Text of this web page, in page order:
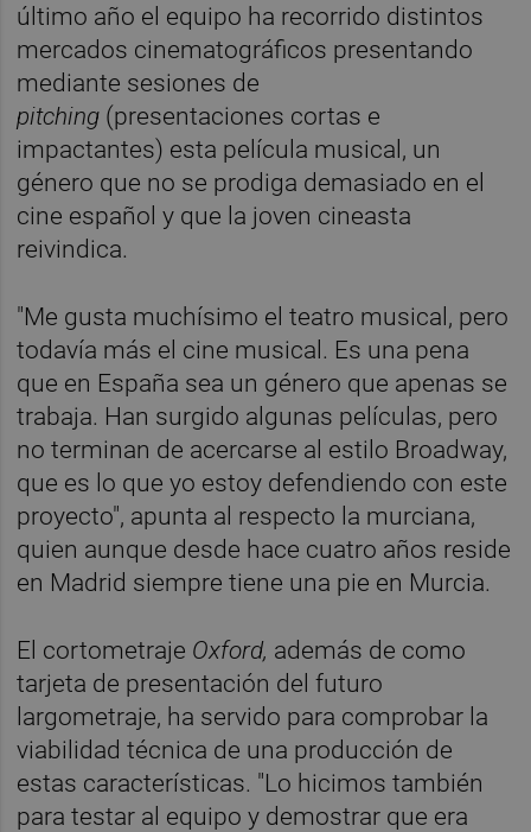
último año el equipo ha recorrido distintos
mercados cinematográficos presentando
mediante sesiones de
pitching (presentaciones cortas e
impactantes) esta película musical, un
género que no se prodiga demasiado en el
cine español y que la joven cineasta
reivindica.
"Me gusta muchísimo el teatro musical, pero
todavía más el cine musical. Es una pena
que en España sea un género que apenas se
trabaja. Han surgido algunas películas, pero
no terminan de acercarse al estilo Broadway,
que es lo que yo estoy defendiendo con este
proyecto", apunta al respecto la murciana,
quien aunque desde hace cuatro años reside
en Madrid siempre tiene una pie en Murcia.
El cortometraje Oxford, además de como
tarjeta de presentación del futuro
largometraje, ha servido para comprobar la
viabilidad técnica de una producción de
estas características. "Lo hicimos también
para testar al equipo y demostrar que era